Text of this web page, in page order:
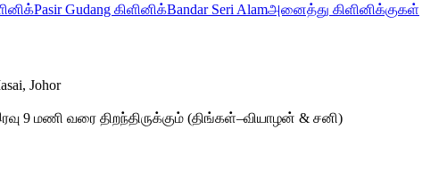
Pasir Gudang கிளினிக்Bandar Seri Alamஅனைத்து கிளினிக்குகள்
Johor
9 மணி வரை திறந்திருக்கும் (திங்கள்–வியாழன் & சனி)